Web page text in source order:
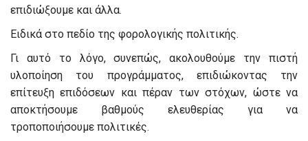
επιδιώξουμε και άλλα.
Ειδικά στο πεδίο της φορολογικής πολιτικής.
Γι αυτό το λόγο, συνεπώς, ακολουθούμε την πιστή
υλοποίηση του προγράμματος, επιδιώκοντας την
επίτευξη επιδόσεων και πέραν των στόχων, ώστε να
αποκτήσουμε βαθμούς ελευθερίας για να
τροποποιήσουμε πολιτικές.